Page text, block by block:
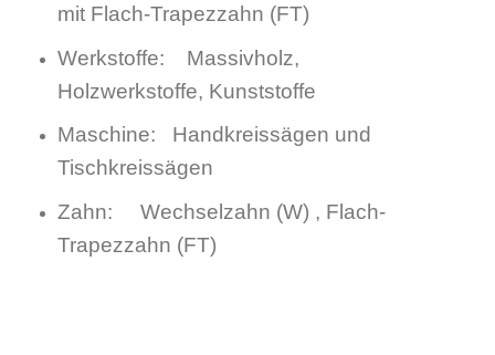
mit Flach-Trapezzahn (FT)
Werkstoffe: Massivholz,
Holzwerkstoffe, Kunststoffe
Maschine: Handkreissägen und
Tischkreissägen
Zahn: Wechselzahn (W) , Flach-
Trapezzahn (FT)